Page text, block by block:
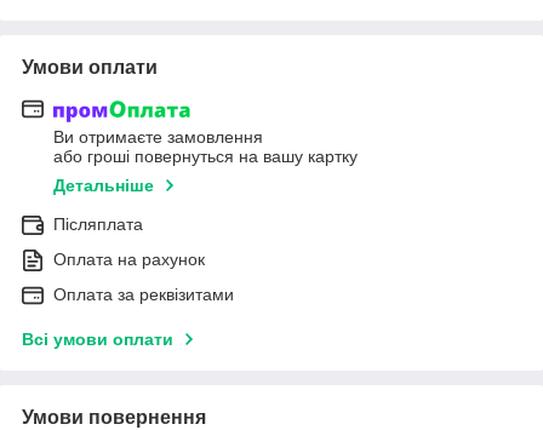
Умови оплати
Ви отримаєте замовлення
або гроші повернуться на вашу картку
Детальніше
Післяплата
Оплата на рахунок
Оплата за реквізитами
Всі умови оплати
Умови повернення